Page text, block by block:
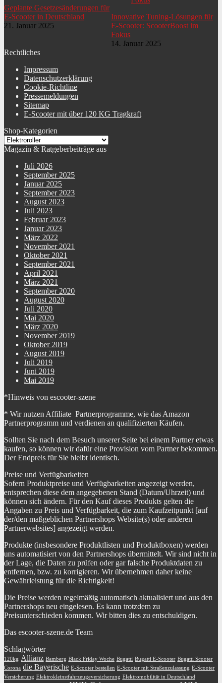
Geplante Gesetzesänderungen für
E-Scooter in Deutschland
21. Januar 2025
Innovative Tuning-Lösungen für
E-Scooter: ScooterBoost im
Fokus
14. Januar 2025
Rechtliches
Impressum
Datenschutzerklärung
Cookie-Richtline
Pressemeldungen
Sitemap
E-Scooter mit über 120 KG Tragkraft
Shop-Kategorien
Magazin & Ratgeberbeiträge aus
Juli 2026
September 2025
Januar 2025
September 2023
August 2023
Juli 2023
Februar 2023
Januar 2023
März 2022
November 2021
Oktober 2021
September 2021
April 2021
März 2021
September 2020
August 2020
Juli 2020
Mai 2020
März 2020
November 2019
Oktober 2019
August 2019
Juli 2019
Juni 2019
Mai 2019
*Hinweis von escooter-szene
* Wir nutzen Affiliate Partnerprogramme, wie das Amazon
Partnerprogramm und verdienen an qualifizierten Käufen.
Sollten Sie nach dem Besuch unserer Seite bei einem Partner etwas
kaufen, so können wir dafür eine Provision vom Partner bekommen.
Der Endpreis für Sie bleibt identisch.
Preise und Verfügbarkeiten
Sofern Produktpreise und Verfügbarkeiten angezeigt werden,
entsprechen diese dem angegebenen Stand (Datum/Uhrzeit) und
können sich ändern. Für den Kauf dieses Produkts gelten die
Angaben zu Preis und Verfügbarkeit, die zum Kaufzeitpunkt [auf
der/den maßgeblichen Partnershops Website(s) oder anderen
Partnerwebsites] angezeigt werden.
Produkte (insbesondere Produktlisten und Produktboxen) werden
uns automatisiert von den Partnershops übermittelt. Wir sind nicht in
der Lage, die Daten zu prüfen oder gar falsche Produktdaten zu
entfernen, bzw. zu korrigieren. Wir übernehmen daher keine
Gewährleistung für die Richtigkeit!
Die Preise werden regelmäßig automatisch aktualisiert und aus den
Partnershops neu eingelesen. Es kann trotzdem zu
Preisunterschieden kommen. Wir bitten dies zu entschuldigen.
Das escooter-szene.de Team
Schlagwörter
120kg Allianz Bamberg Black Friday Woche Bugatti Bugatti E-Scooter Bugatti Scooter
Corona die Bayerische E-Scooter bestellen E-Scooter mit Straßenzulassung E-Scooter
Versicherung Elektrokleinstfahrzeugeversicherung Elektromobilität in Deutschland